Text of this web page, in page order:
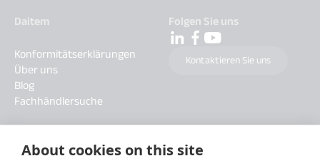
About cookies on this site
Daitem
Konformitätserklärungen
Über uns
Blog
Fachhändlersuche
Folgen Sie uns
Kontaktieren Sie uns